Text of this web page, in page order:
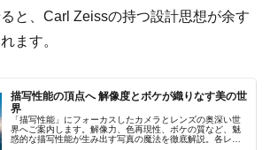
と、Carl Zeissの持つ設計思想が余す
ます。
描写性能の頂点へ 解像度とボケが織りなす美の世
界
「描写性能」にフォーカスしたカメラとレンズの奥深い世
界へご案内します。解像力、色再現性、ボケの質など、魅
惑的な描写性能が生み出す写真の魔法を徹底解説。各レン